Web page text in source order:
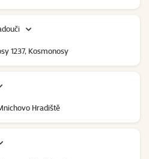
1237, Kosmonosy
Hradiště